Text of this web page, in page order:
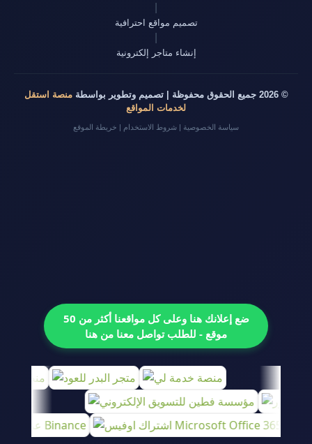
تصميم مواقع احترافية
إنشاء متاجر إلكترونية
© 2026 جميع الحقوق محفوظة | تصميم وتطوير بواسطة
منصة استقل
لخدمات المواقع
سياسة الخصوصية | شروط الاستخدام | خريطة الموقع
ضع إعلانك هنا وعلى كل مواقعنا أكثر من 50
موقع - للطلب تواصل معنا من هنا